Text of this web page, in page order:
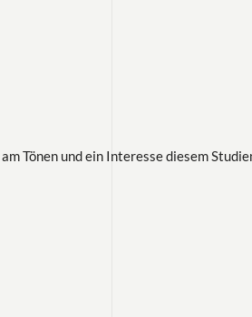
Tönen und ein Interesse diesem